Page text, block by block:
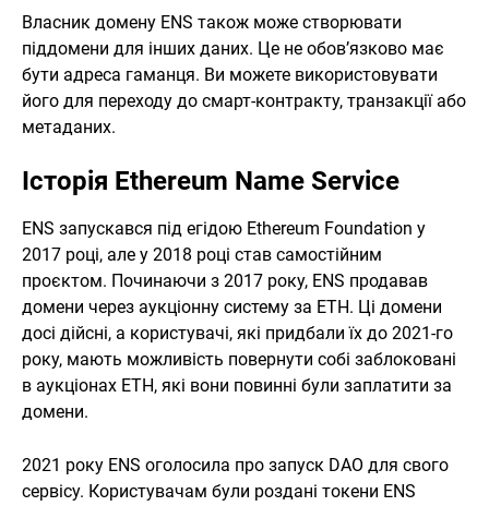
Власник домену ENS також може створювати
піддомени для інших даних. Це не обов’язково має
бути адреса гаманця. Ви можете використовувати
його для переходу до смарт-контракту, транзакції або
метаданих.
Історія Ethereum Name Service
ENS запускався під егідою Ethereum Foundation у
2017 році, але у 2018 році став самостійним
проєктом. Починаючи з 2017 року, ENS продавав
домени через аукціонну систему за ETH. Ці домени
досі дійсні, а користувачі, які придбали їх до 2021-го
року, мають можливість повернути собі заблоковані
в аукціонах ETH, які вони повинні були заплатити за
домени.
2021 року ENS оголосила про запуск DAO для свого
сервісу. Користувачам були роздані токени ENS